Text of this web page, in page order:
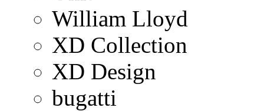
William Lloyd
XD Collection
XD Design
bugatti